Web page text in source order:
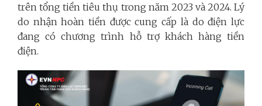
trên tổng tiền tiêu thụ trong năm 2023 và 2024. Lý
do nhận hoàn tiền được cung cấp là do điện lực
đang có chương trình hỗ trợ khách hàng tiền
điện.